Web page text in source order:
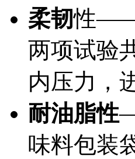
柔韧性——
两项试验
内压力，
耐油脂性
味料包装